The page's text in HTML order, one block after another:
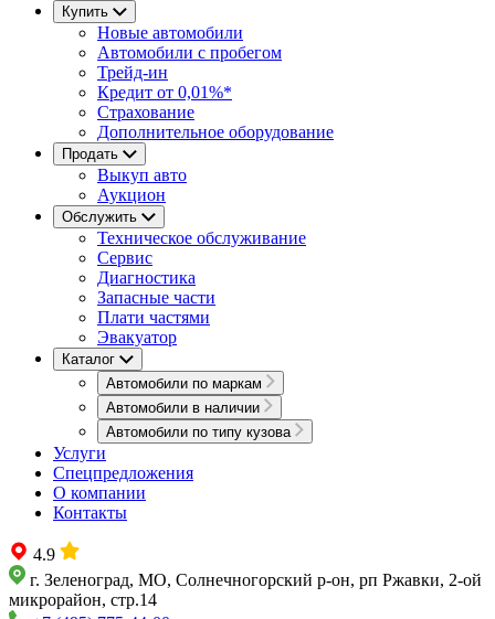
Купить
Новые автомобили
Автомобили с пробегом
Трейд-ин
Кредит от 0,01%*
Страхование
Дополнительное оборудование
Продать
Выкуп авто
Аукцион
Обслужить
Техническое обслуживание
Сервис
Диагностика
Запасные части
Плати частями
Эвакуатор
Каталог
Автомобили по маркам
Автомобили в наличии
Автомобили по типу кузова
Услуги
Спецпредложения
О компании
Контакты
4.9
г. Зеленоград, МО, Солнечногорский р-он, рп Ржавки, 2-ой
микрорайон, стр.14